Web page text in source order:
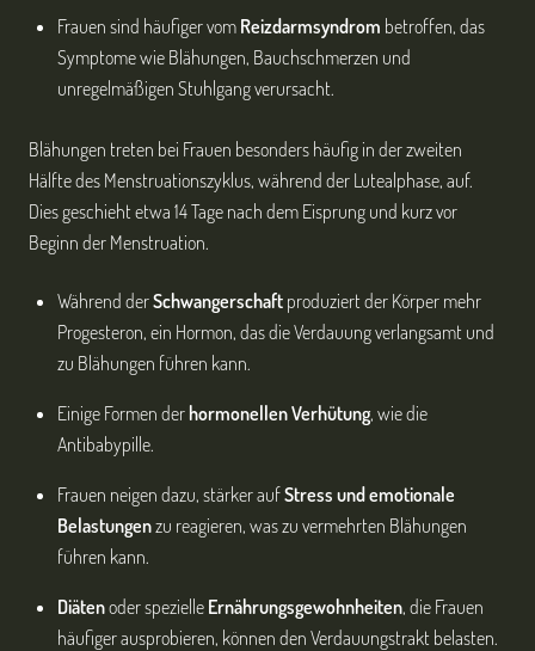
Frauen sind häufiger vom Reizdarmsyndrom betroffen, das
Symptome wie Blähungen, Bauchschmerzen und
unregelmäßigen Stuhlgang verursacht.
Blähungen treten bei Frauen besonders häufig in der zweiten
Hälfte des Menstruationszyklus, während der Lutealphase, auf.
Dies geschieht etwa 14 Tage nach dem Eisprung und kurz vor
Beginn der Menstruation.
Während derSchwangerschaft produziert der Körper mehr
Progesteron, ein Hormon, das die Verdauung verlangsamt und
zu Blähungen führen kann.
Einige Formen derhormonellen Verhütung, wie die
Antibabypille.
Frauen neigen dazu, stärker aufStress und emotionale
Belastungenzu reagieren, was zu vermehrten Blähungen
führen kann.
Diätenoder spezielle Ernährungsgewohnheiten, die Frauen
häufiger ausprobieren, können den Verdauungstrakt belasten.